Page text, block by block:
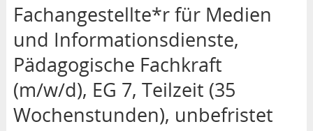
Fachangestellte*r für Medien
und Informationsdienste,
Pädagogische Fachkraft
(m/w/d), EG 7, Teilzeit (35
Wochenstunden), unbefristet